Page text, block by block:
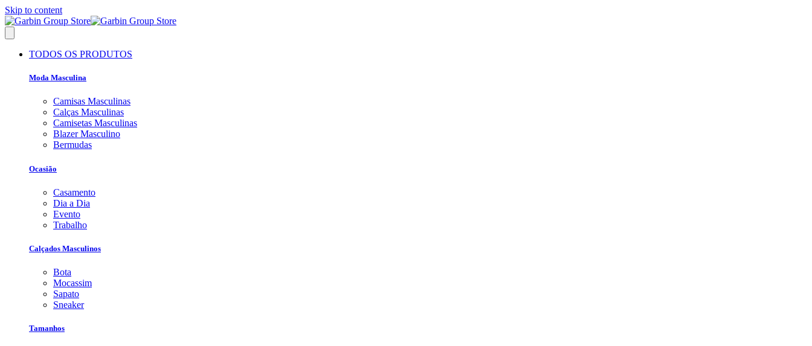
Skip to content
TODOS OS PRODUTOS
Moda Masculina
Camisas Masculinas
Calças Masculinas
Camisetas Masculinas
Blazer Masculino
Bermudas
Ocasião
Casamento
Dia a Dia
Evento
Trabalho
Calçados Masculinos
Bota
Mocassim
Sapato
Sneaker
Tamanhos